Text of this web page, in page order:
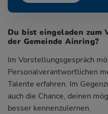
Du bist eingeladen zum
der Gemeinde Ainring?
Im Vorstellungsgespräch
Personalverantwortlichen
Talente erfahren. Im
auch die Chance, deinen
besser kennenzulernen.